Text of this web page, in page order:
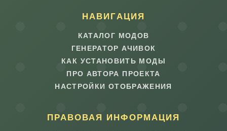
НАВИГАЦИЯ
КАТАЛОГ МОДОВ
ГЕНЕРАТОР АЧИВОК
КАК УСТАНОВИТЬ МОДЫ
ПРО АВТОРА ПРОЕКТА
НАСТРОЙКИ ОТОБРАЖЕНИЯ
ПРАВОВАЯ ИНФОРМАЦИЯ